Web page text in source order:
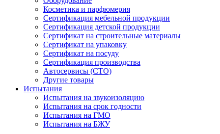
Косметика и парфюмерия
Сертификация мебельной продукции
Сертификация детской продукции
Сертификат на строительные материалы
Сертификат на упаковку
Сертификат на посуду
Сертификация производства
Автосервисы (СТО)
Другие товары
Испытания
Испытания на звукоизоляцию
Испытания на срок годности
Испытания на ГМО
Испытания на БЖУ